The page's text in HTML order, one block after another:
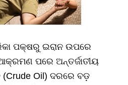
ପକ୍ଷରୁ ଇରାନ ଉପରେ
ପରେ ଅନ୍ତର୍ଜାତୀୟ
Oil) ଦରରେ ବଡ଼